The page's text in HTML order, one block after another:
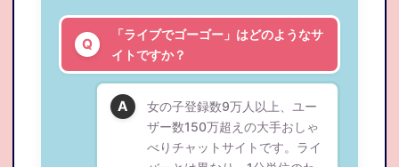
「ライブでゴーゴー」はどのようなサ
イトですか？
女の子登録数9万人以上、ユー
ザー数150万超えの大手おしゃ
べりチャットサイトです。ライ